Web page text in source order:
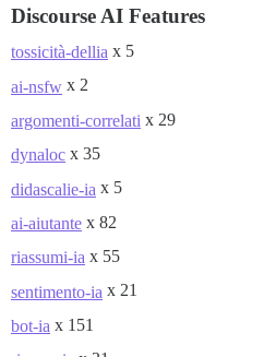
Discourse AI Features
tossicità-dellia x 5
ai-nsfw x 2
argomenti-correlati x 29
dynaloc x 35
didascalie-ia x 5
ai-aiutante x 82
riassumi-ia x 55
sentimento-ia x 21
bot-ia x 151